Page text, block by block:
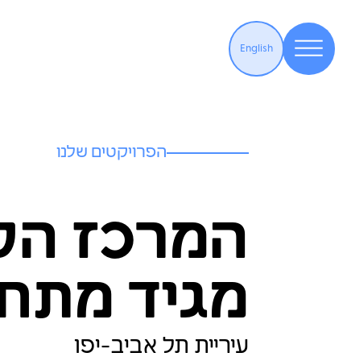
English
הפרויקטים שלנו
המרכז
מרכז
עיריית תל אביב-יפו